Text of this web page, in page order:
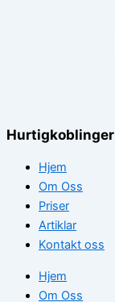
Hurtigkoblinger
Hjem
Om Oss
Priser
Artiklar
Kontakt oss
Hjem
Om Oss